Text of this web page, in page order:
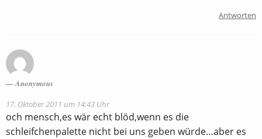
Antworten
Anonymous
17. Oktober 2011 um 14:43 Uhr
och mensch,es wär echt blöd,wenn es die
schleifchenpalette nicht bei uns geben würde…aber es